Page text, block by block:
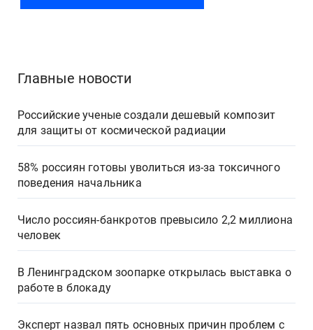
Главные новости
Российские ученые создали дешевый композит
для защиты от космической радиации
58% россиян готовы уволиться из-за токсичного
поведения начальника
Число россиян-банкротов превысило 2,2 миллиона
человек
В Ленинградском зоопарке открылась выставка о
работе в блокаду
Эксперт назвал пять основных причин проблем с